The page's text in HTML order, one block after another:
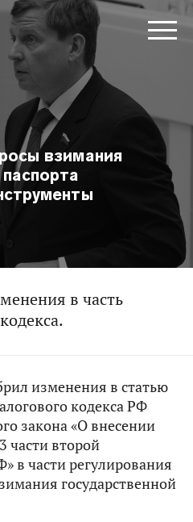
взимания
в часть
изменения в статью
кодекса РФ
закона «О внесении
части второй
в части регулирования
государственной